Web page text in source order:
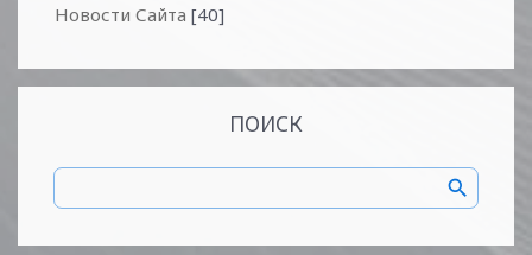
Новости Сайта [40]
ПОИСК